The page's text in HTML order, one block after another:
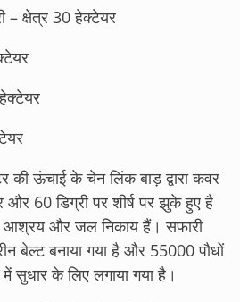
– क्षेत्र 30 हेक्टेयर
की ऊंचाई के चेन लिंक बाड़ द्वारा कवर
और 60 डिग्री पर शीर्ष पर झुके हुए है
आश्रय और जल निकाय हैं। सफारी
बेल्ट बनाया गया है और 55000 पौधों
सुधार के लिए लगाया गया है।